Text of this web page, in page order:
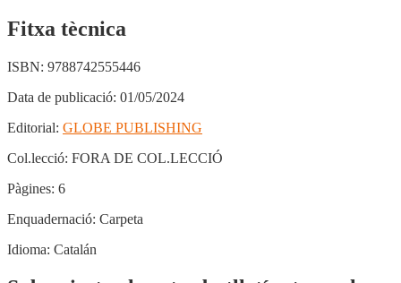
Fitxa tècnica
ISBN: 9788742555446
Data de publicació: 01/05/2024
Editorial: GLOBE PUBLISHING
Col.lecció: FORA DE COL.LECCIÓ
Pàgines: 6
Enquadernació: Carpeta
Idioma: Catalán